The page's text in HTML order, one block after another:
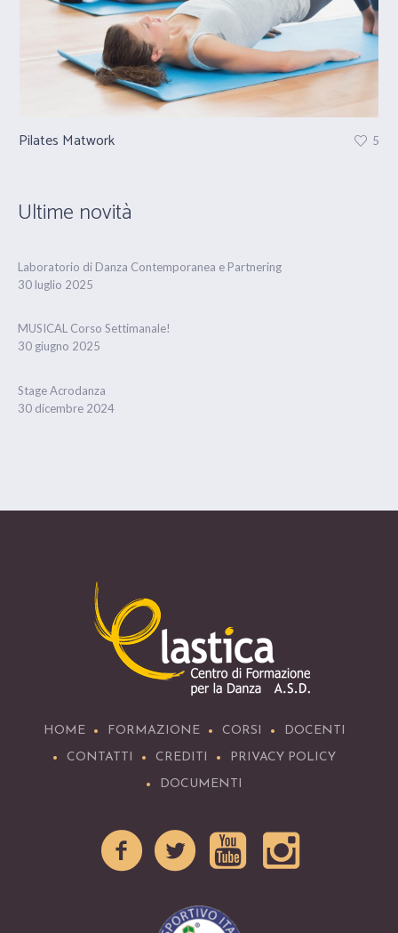
5
Pilates Matwork
Ultime novità
Laboratorio di Danza Contemporanea e Partnering
30 luglio 2025
MUSICAL Corso Settimanale!
30 giugno 2025
Stage Acrodanza
30 dicembre 2024
HOME FORMAZIONE CORSI
DOCENTI
CONTATTI
CREDITI
PRIVACY POLICY
DOCUMENTI